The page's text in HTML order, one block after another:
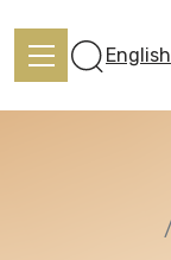
English